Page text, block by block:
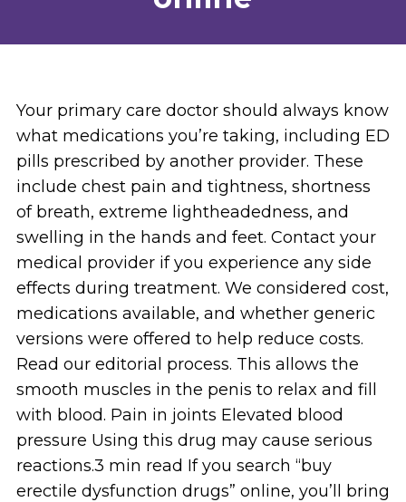
Your primary care doctor should always know
what medications you’re taking, including ED
pills prescribed by another provider. These
include chest pain and tightness, shortness
of breath, extreme lightheadedness, and
swelling in the hands and feet. Contact your
medical provider if you experience any side
effects during treatment. We considered cost,
medications available, and whether generic
versions were offered to help reduce costs.
Read our editorial process. This allows the
smooth muscles in the penis to relax and fill
with blood. Pain in joints Elevated blood
pressure Using this drug may cause serious
reactions.3 min read If you search “buy
erectile dysfunction drugs” online, you’ll bring